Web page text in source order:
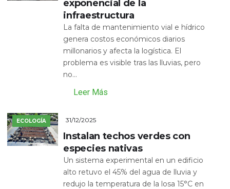
exponencial de la
infraestructura
La falta de mantenimiento vial e hídrico
genera costos económicos diarios
millonarios y afecta la logística. El
problema es visible tras las lluvias, pero
no...
Leer Más
ECOLOGÍA 31/12/2025
Instalan techos verdes con
especies nativas
Un sistema experimental en un edificio
alto retuvo el 45% del agua de lluvia y
redujo la temperatura de la losa 15°C en